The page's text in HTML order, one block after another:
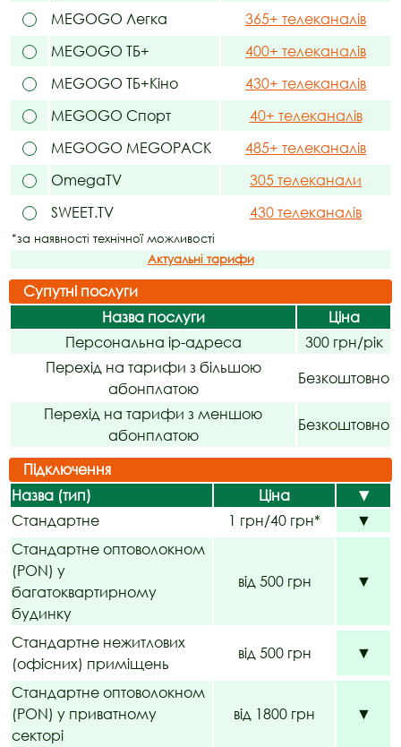
MEGOGO Легка
365+ телеканалів
MEGOGO ТБ+
400+ телеканалів
MEGOGO ТБ+Кіно
430+ телеканалів
MEGOGO Спорт
40+ телеканалів
MEGOGO MEGOPACK
485+ телеканалів
OmegaTV
305 телеканали
SWEET.TV
430 телеканалів
*за наявності технічної можливості
Актуальні тарифи
Супутні послуги
Назва послуги
Ціна
Персональна ip-адреса
300 грн/рік
Перехід на тарифи з більшою
абонплатою
Безкоштовно
Перехід на тарифи з меншою
абонплатою
Безкоштовно
Підключення
Назва (тип)
Ціна ▼
Стандартне 1 грн/40 грн* ▼
Стандартне оптоволокном
(PON) у
багатоквартирному
будинку
від 500 грн ▼
Стандартне нежитлових
(офісних) приміщень
від 500 грн ▼
Стандартне оптоволокном
(PON) у приватному
секторі
від 1800 грн ▼